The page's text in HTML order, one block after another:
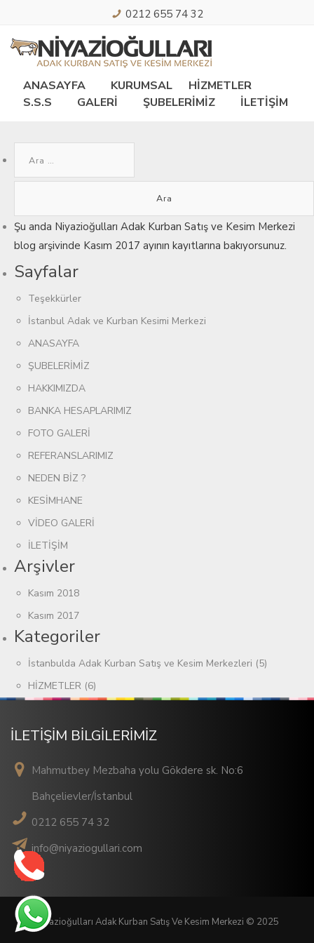
0212 655 74 32
ANASAYFA KURUMSAL
HİZMETLER
S.S.S
GALERİ ŞUBELERİMİZ İLETİŞİM
Şu anda Niyazioğulları Adak Kurban Satış ve Kesim Merkezi
blog arşivinde Kasım 2017 ayının kayıtlarına bakıyorsunuz.
Sayfalar
Teşekkürler
İstanbul Adak ve Kurban Kesimi Merkezi
ANASAYFA
ŞUBELERİMİZ
HAKKIMIZDA
BANKA HESAPLARIMIZ
FOTO GALERİ
REFERANSLARIMIZ
NEDEN BİZ ?
KESİMHANE
VİDEO GALERİ
İLETİŞİM
Arşivler
Kasım 2018
Kasım 2017
Kategoriler
İstanbulda Adak Kurban Satış ve Kesim Merkezleri (5)
HİZMETLER (6)
İLETİŞİM BİLGİLERİMİZ
Mahmutbey Mezbaha yolu Gökdere sk. No:6
Bahçelievler/İstanbul
0212 655 74 32
info@niyaziogullari.com
Niyazioğulları Adak Kurban Satış Ve Kesim Merkezi © 2025